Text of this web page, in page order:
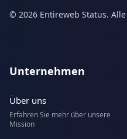
© 2026 Entireweb Status.
Unternehmen
Über uns
Erfahren Sie mehr über unsere
Mission